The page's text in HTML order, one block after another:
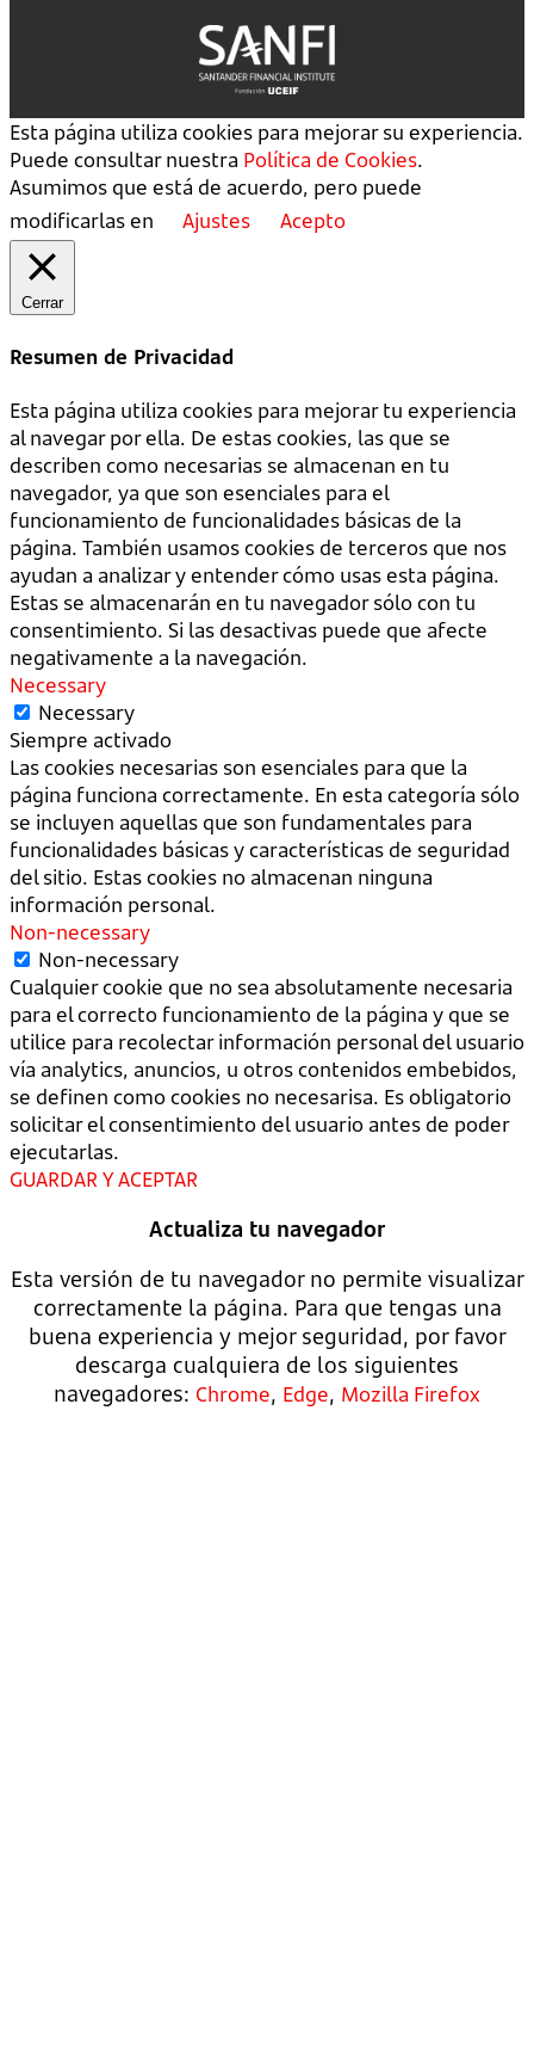
Esta página utiliza cookies para mejorar su experiencia.
Puede consultar nuestra Política de Cookies.
Asumimos que está de acuerdo, pero puede
modificarlas en
Ajustes Acepto
Cerrar
Resumen de Privacidad
Esta página utiliza cookies para mejorar tu experiencia
al navegar por ella. De estas cookies, las que se
describen como necesarias se almacenan en tu
navegador, ya que son esenciales para el
funcionamiento de funcionalidades básicas de la
página. También usamos cookies de terceros que nos
ayudan a analizar y entender cómo usas esta página.
Estas se almacenarán en tu navegador sólo con tu
consentimiento. Si las desactivas puede que afecte
negativamente a la navegación.
Necessary
Necessary
Siempre activado
Las cookies necesarias son esenciales para que la
página funciona correctamente. En esta categoría sólo
se incluyen aquellas que son fundamentales para
funcionalidades básicas y características de seguridad
del sitio. Estas cookies no almacenan ninguna
información personal.
Non-necessary
Non-necessary
Cualquier cookie que no sea absolutamente necesaria
para el correcto funcionamiento de la página y que se
utilice para recolectar información personal del usuario
vía analytics, anuncios, u otros contenidos embebidos,
se definen como cookies no necesarisa. Es obligatorio
solicitar el consentimiento del usuario antes de poder
ejecutarlas.
GUARDAR Y ACEPTAR
Actualiza tu navegador
Esta versión de tu navegador no permite visualizar
correctamente la página. Para que tengas una
buena experiencia y mejor seguridad, por favor
descarga cualquiera de los siguientes
navegadores: Chrome, Edge, Mozilla Firefox